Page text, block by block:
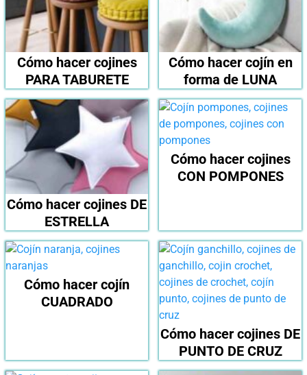
Cómo hacer cojines
PARA TABURETE
Cómo hacer cojín en
forma de LUNA
Cómo hacer cojines DE
ESTRELLA
Cómo hacer cojines
CON POMPONES
Cómo hacer cojín
CUADRADO
Cómo hacer cojines DE
PUNTO DE CRUZ